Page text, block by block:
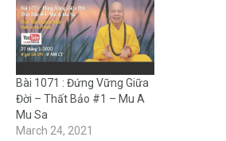
Bài 1071 : Đứng Vững Giữa
Đời – Thất Bảo #1 – Mu A
Mu Sa
March 24, 2021